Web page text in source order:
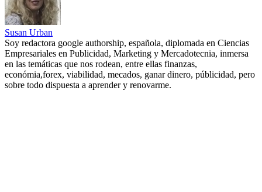
Susan Urban
Soy redactora google authorship, española, diplomada en Ciencias
Empresariales en Publicidad, Marketing y Mercadotecnia, inmersa
en las temáticas que nos rodean, entre ellas finanzas,
económia,forex, viabilidad, mecados, ganar dinero, públicidad, pero
sobre todo dispuesta a aprender y renovarme.